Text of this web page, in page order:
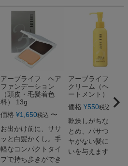
アーブライフ ヘア
ファンデーション
（頭皮・毛髪着色
料） 13g
価格 ¥1,650税込 〜
お出かけ前に、ササ
ッと白髪かくし。手
軽なコンパクトタイ
プで持ち歩きができ
アーブライフ ヘ
クリーム（ヘアト
ートメント）
価格 ¥550税込
〜
乾燥しがちな髪を
とめ、パサついて
ヤがない髪にうる
いを与えます。